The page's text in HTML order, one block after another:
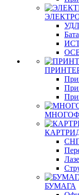
БУМАГА